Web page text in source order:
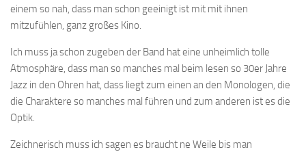
einem so nah, dass man schon geeinigt ist mit mit ihnen
mitzufühlen, ganz großes Kino.
Ich muss ja schon zugeben der Band hat eine unheimlich tolle
Atmosphäre, dass man so manches mal beim lesen so 30er Jahre
Jazz in den Ohren hat, dass liegt zum einen an den Monologen, die
die Charaktere so manches mal führen und zum anderen ist es die
Optik.
Zeichnerisch muss ich sagen es braucht ne Weile bis man